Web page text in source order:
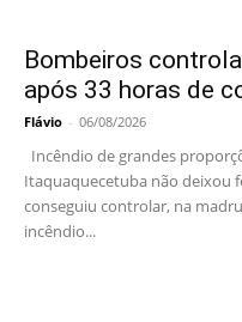
Bombeiros
após 33 horas de
Flávio - 06/08/2026
Incêndio de grandes
Itaquaquecetuba não deixou
conseguiu controlar, na
incêndio...